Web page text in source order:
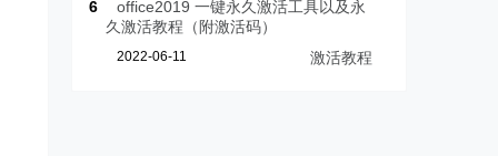
6
office2019 一键永久激活工具以及永
久激活教程（附激活码）
2022-06-11 激活教程